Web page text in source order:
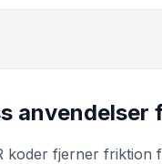
anvendelser
koder fjerner friktion